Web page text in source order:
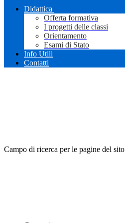
Didattica
Offerta formativa
I progetti delle classi
Orientamento
Esami di Stato
Info Utili
Contatti
Campo di ricerca per le pagine del sito